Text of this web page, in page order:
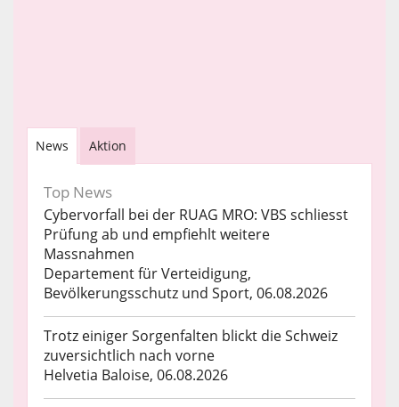
News Aktion
Top News
Cybervorfall bei der RUAG MRO: VBS schliesst
Prüfung ab und empfiehlt weitere
Massnahmen
Departement für Verteidigung,
Bevölkerungsschutz und Sport, 06.08.2026
Trotz einiger Sorgenfalten blickt die Schweiz
zuversichtlich nach vorne
Helvetia Baloise, 06.08.2026